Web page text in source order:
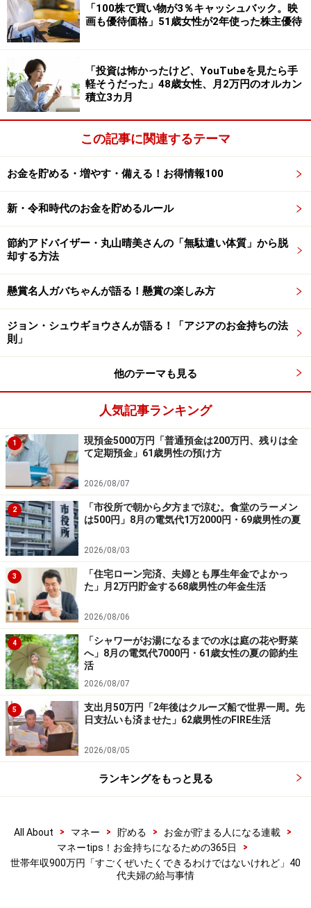
※本文中のコメントは、投稿内容をもとに読みやすく再
構成しています
※エピソードはみかささんの当時のものです。現在とは
サービスや金額などの情報が異なることがございます
※投稿エピソードのため、内容の正確性を保証するもの
ではございません
※記事内容は執筆時点のものです。最新の内容をご確認くださ
本記事の内容は一般的な情報提供を目的としており、特定の金融
行ってください。
掲載情報の正確性・完全性については十分に配慮しております
が、その内容を保証するものではなく、これに基づく損失・損害
などについて当社は一切の責任を負いません。
最新の情報や詳細については、必ず各金融機関やサービス提供者
の公式情報をご確認ください。
【編集部からのお知らせ】
・「家計」について、アンケート（2026/8/31まで）を実施
中です！
「100株で買い物が3％キャッシュバック。映
画も優待価格」51歳女性が2年使った株主優待
「投資は怖かったけど、YouTubeを見たら手
軽そうだった」48歳女性、月2万円のオルカン
積立3カ月
この記事に関連するテーマ
お金を貯める・増やす・備える！お得情報100
新・令和時代のお金を貯めるルール
節約アドバイザー・丸山晴美さんの「無駄遣い体質」から脱
却する方法
懸賞名人ガバちゃんが語る！懸賞の楽しみ方
ジョン・シュウギョウさんが語る！「アジアのお金持ちの法
則」
他のテーマも見る
人気記事ランキング
1
現預金5000万円「普通預金は200万円、残りは全
て定期預金」61歳男性の預け方
2026/08/07
2
「市役所で朝から夕方まで涼む。食堂のラーメン
は500円」8月の電気代1万2000円・69歳男性の夏
2026/08/03
3
「住宅ローン完済、夫婦とも厚生年金でよかっ
た」月2万円貯金する68歳男性の年金生活
2026/08/06
4
「シャワーがお湯になるまでの水は庭の花や野菜
へ」8月の電気代7000円・61歳女性の夏の節約生
活
2026/08/07
5
支出月50万円「2年後はクルーズ船で世界一周。先
日支払いも済ませた」62歳男性のFIRE生活
2026/08/05
ランキングをもっと見る
All About > マネー > 貯める > お金が貯まる人になる連載
>
マネーtips！お金持ちになるための365日
>
世帯年収900万円「すごくぜいたくできるわけではないけれど」40
代夫婦の給与事情